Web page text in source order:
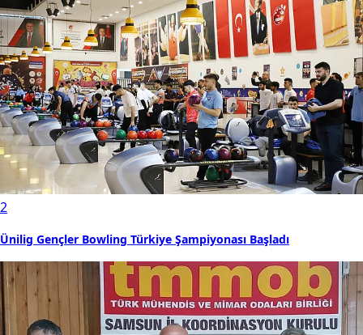
2
Ünilig Gençler Bowling Türkiye Şampiyonası Başladı